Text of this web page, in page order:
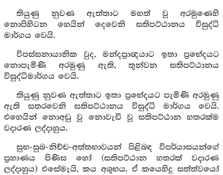
තියුණු නුවණ ඇත්තාට මහත් වූ අරමුණෙහි
නොපිහිටන හෙයින් දෙවෙනි සතිපට්ඨානය විසුද්ධි
මාර්ගය වෙයි.
විපස්සනායානික වුද, මන්දප්‍රාඥයාට ඉතා ප්‍රභේදයට
නොපැමිණි අරමුණු ඇති, තුන්වන සතිපට්ඨානය
විසුද්ධිමාර්ගය වෙයි.
තියුණු නුවණ ඇත්තාට ඉතා ප්‍රභේදයට පැමිණි අරමුණු
ඇති සතරවෙනි සතිපට්ඨානය විසුද්ධි මාර්ගය වෙයි.
එහෙයින් නොඅඩු වූ නොවැඩි වූ සතිපට්ඨාන හතරක්ම
වදාරණ ලද්දාහුය.
සුභ-සුබ-නිච්ච-අත්තභාවයන් පිළිබඳ විපර්යාසයන්ගේ
ප්‍රහාණය පිණිස හෝ (සතිපට්ඨාන හතරක් වදාරණ
ලද්දාහුය) එසේමැයි, කය අශුභය. ඒ කයෙහිදු සත්ත්වයෝ